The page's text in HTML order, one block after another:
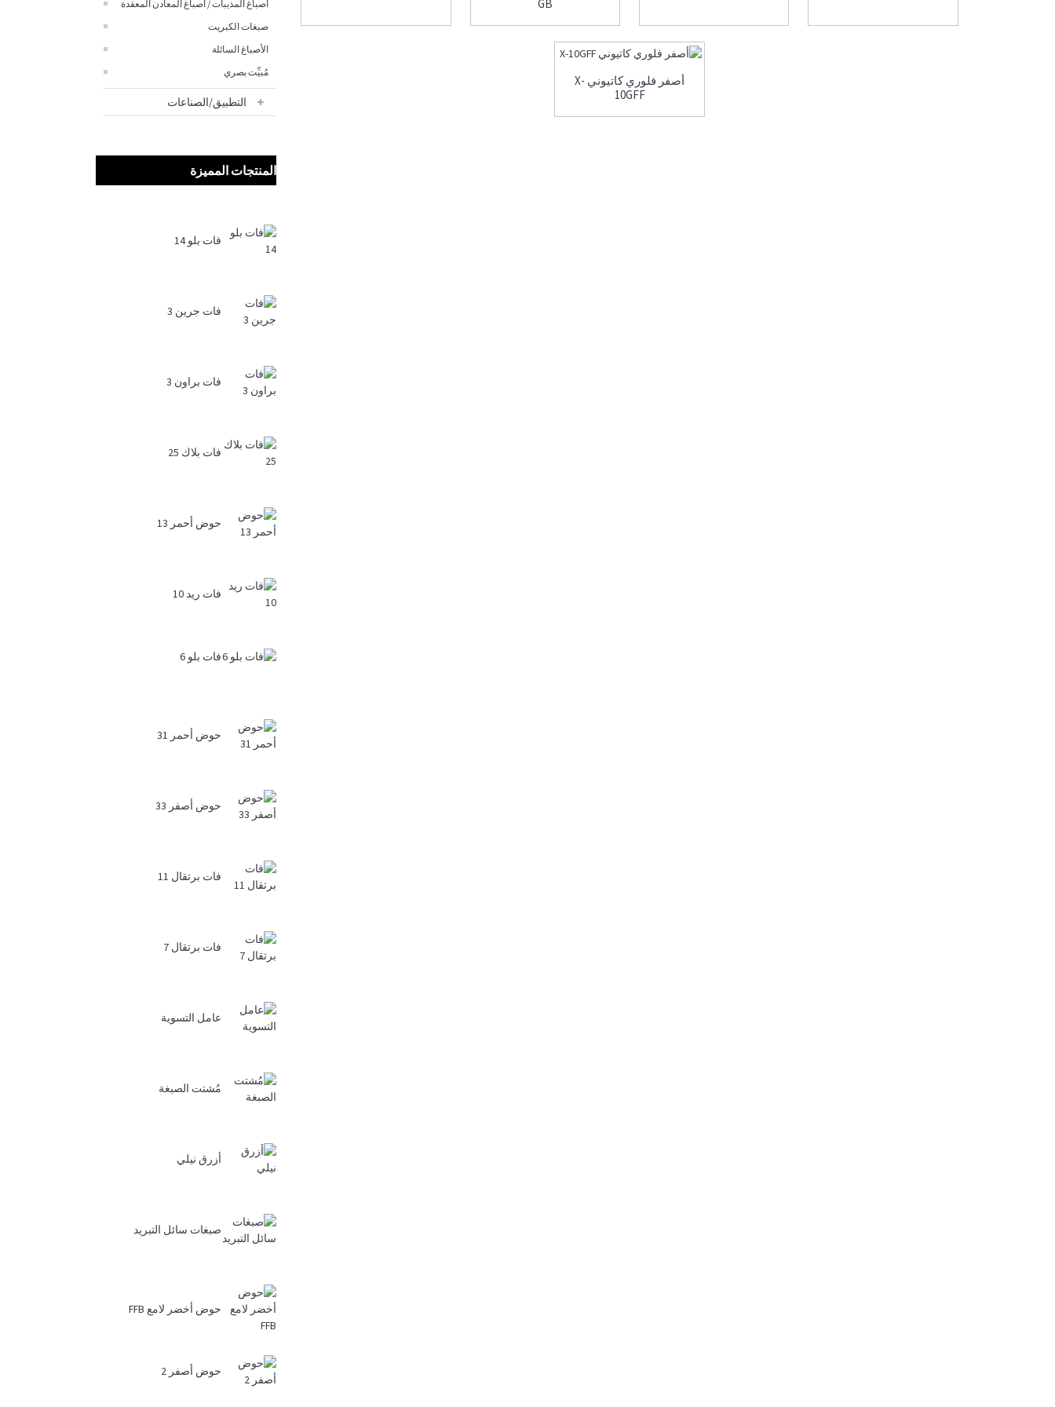
أصباغ المذيبات / أصباغ المعادن المعقدة
صبغات الكبريت
الأصباغ السائلة
مُبيِّت بصري
التطبيق/الصناعات
المنتجات المميزة
فات بلو 14
فات جرين 3
فات براون 3
فات بلاك 25
حوض أحمر 13
فات ريد 10
فات بلو 6
حوض أحمر 31
حوض أصفر 33
فات برتقال 11
فات برتقال 7
عامل التسوية
مُشتت الصبغة
أزرق نيلي
صبغات سائل التبريد
حوض أخضر لامع FFB
حوض أصفر 2
GB
أصفر فلوري كاتيوني X-
10GFF